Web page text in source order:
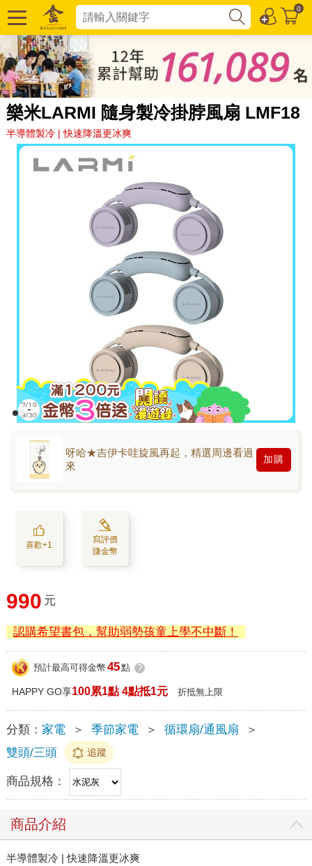
0
樂米LARMI 隨身製冷掛脖風扇 LMF18
半導體製冷 | 快速降溫更冰爽
呀哈★吉伊卡哇旋風再起，精選周邊看過
來
加購
喜歡+1
寫評價
賺金幣
990 元
認購希望書包，幫助弱勢孩童上學不中斷！
預計最高可得金幣 45點 ?
HAPPY GO享100累1點 4點抵1元 折抵無上限
分類： 家電 ＞ 季節家電 ＞ 循環扇/通風扇
＞
雙頭/三頭
追蹤
商品規格：
商品介紹
半導體製冷 | 快速降溫更冰爽